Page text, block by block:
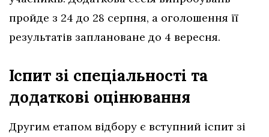
пройде з 24 до 28 серпня, а оголошення її
результатів заплановане до 4 вересня.
Іспит зі спеціальності та
додаткові оцінювання
Другим етапом відбору є вступний іспит зі